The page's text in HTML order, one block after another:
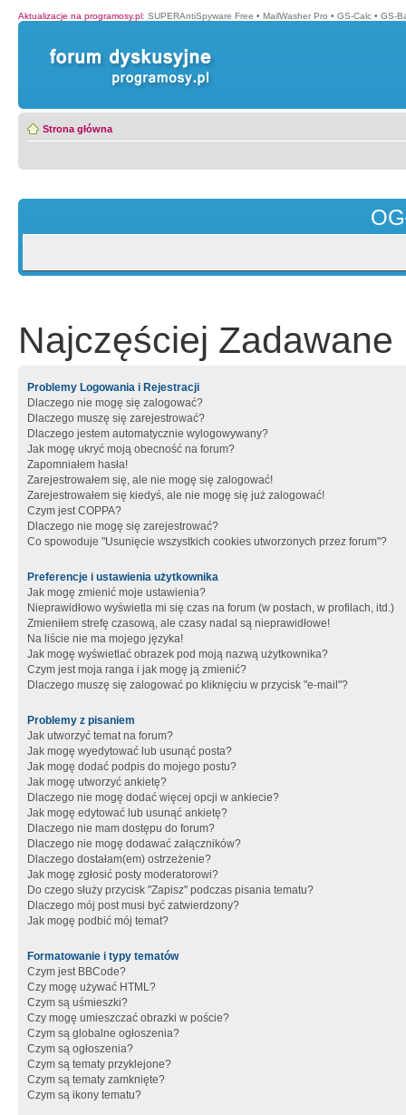
Aktualizacje na programosy.pl: SUPERAntiSpyware Free • MailWasher Pro • GS-Calc • GS-
Strona główna
Najczęściej Zadawane
Problemy Logowania i Rejestracji
Dlaczego nie mogę się zalogować?
Dlaczego muszę się zarejestrować?
Dlaczego jestem automatycznie wylogowywany?
Jak mogę ukryć moją obecność na forum?
Zapomniałem hasła!
Zarejestrowałem się, ale nie mogę się zalogować!
Zarejestrowałem się kiedyś, ale nie mogę się już zalogować!
Czym jest COPPA?
Dlaczego nie mogę się zarejestrować?
Co spowoduje "Usunięcie wszystkich cookies utworzonych przez forum"?
Preferencje i ustawienia użytkownika
Jak mogę zmienić moje ustawienia?
Nieprawidłowo wyświetla mi się czas na forum (w postach, w profilach, itd.)
Zmieniłem strefę czasową, ale czasy nadal są nieprawidłowe!
Na liście nie ma mojego języka!
Jak mogę wyświetlać obrazek pod moją nazwą użytkownika?
Czym jest moja ranga i jak mogę ją zmienić?
Dlaczego muszę się zalogować po kliknięciu w przycisk "e-mail"?
Problemy z pisaniem
Jak utworzyć temat na forum?
Jak mogę wyedytować lub usunąć posta?
Jak mogę dodać podpis do mojego postu?
Jak mogę utworzyć ankietę?
Dlaczego nie mogę dodać więcej opcji w ankiecie?
Jak mogę edytować lub usunąć ankietę?
Dlaczego nie mam dostępu do forum?
Dlaczego nie mogę dodawać załączników?
Dlaczego dostałam(em) ostrzeżenie?
Jak mogę zgłosić posty moderatorowi?
Do czego służy przycisk "Zapisz" podczas pisania tematu?
Dlaczego mój post musi być zatwierdzony?
Jak mogę podbić mój temat?
Formatowanie i typy tematów
Czym jest BBCode?
Czy mogę używać HTML?
Czym są uśmieszki?
Czy mogę umieszczać obrazki w poście?
Czym są globalne ogłoszenia?
Czym są ogłoszenia?
Czym są tematy przyklejone?
Czym są tematy zamknięte?
Czym są ikony tematu?